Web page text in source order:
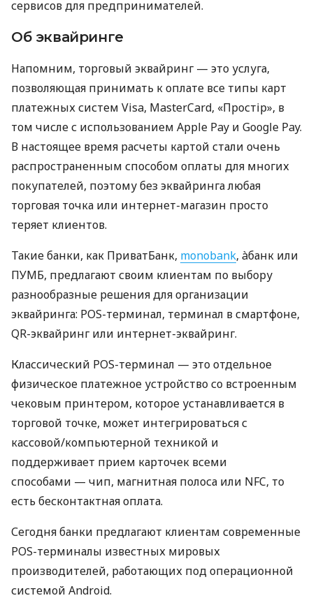
сервисов для предпринимателей.
Об эквайринге
Напомним, торговый эквайринг — это услуга,
позволяющая принимать к оплате все типы карт
платежных систем Visa, MasterCard, «Простір», в
том числе с использованием Apple Pay и Google Pay.
В настоящее время расчеты картой стали очень
распространенным способом оплаты для многих
покупателей, поэтому без эквайринга любая
торговая точка или интернет-магазин просто
теряет клиентов.
Такие банки, как ПриватБанк, monobank, àбанк или
ПУМБ, предлагают своим клиентам по выбору
разнообразные решения для организации
эквайринга: POS-терминал, терминал в смартфоне,
QR-эквайринг или интернет-эквайринг.
Классический POS-терминал — это отдельное
физическое платежное устройство со встроенным
чековым принтером, которое устанавливается в
торговой точке, может интегрироваться с
кассовой/компьютерной техникой и
поддерживает прием карточек всеми
способами — чип, магнитная полоса или NFC, то
есть бесконтактная оплата.
Сегодня банки предлагают клиентам современные
POS-терминалы известных мировых
производителей, работающих под операционной
системой Android.